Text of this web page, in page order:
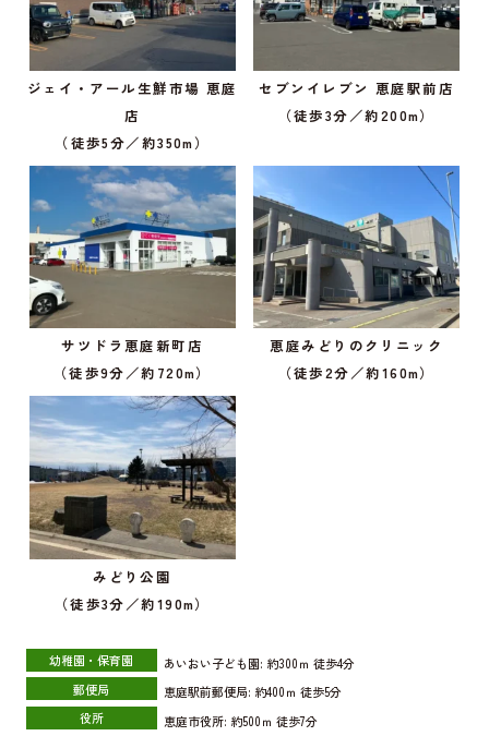
ジェイ・アール生鮮市場 恵庭
店
（徒歩5分／約350m）
セブンイレブン 恵庭駅前店
（徒歩3分／約200m）
サツドラ恵庭新町店
（徒歩9分／約720m）
恵庭みどりのクリニック
（徒歩2分／約160m）
みどり公園
（徒歩3分／約190m）
幼稚園・保育園 あいおい子ども園: 約300ｍ 徒歩4分
郵便局
恵庭駅前郵便局: 約400ｍ 徒歩5分
役所
恵庭市役所: 約500ｍ 徒歩7分